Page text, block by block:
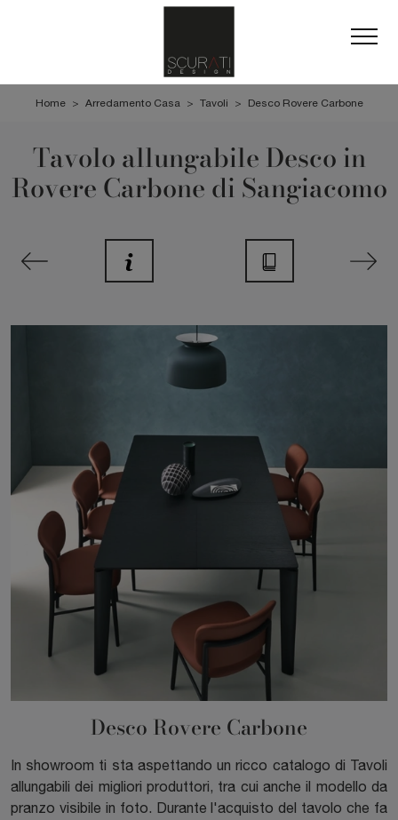
Home > Arredamento Casa > Tavoli > Desco Rovere Carbone
Tavolo allungabile Desco in
Rovere Carbone di Sangiacomo
Desco Rovere Carbone
In showroom ti sta aspettando un ricco catalogo di Tavoli
allungabili dei migliori produttori, tra cui anche il modello da
pranzo visibile in foto. Durante l'acquisto del tavolo che fa